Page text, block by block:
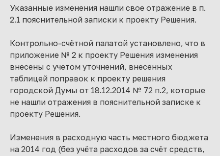
Указанные изменения нашли свое отражение в п.
2.1 пояснительной записки к проекту Решения.
Контрольно-счётной палатой установлено, что в
приложение № 2 к проекту Решения изменения
внесены с учетом уточнений, внесенных
таблицей поправок к проекту решения
городской Думы от 18.12.2014 № 72 п.2, которые
не нашли отражения в пояснительной записке к
проекту Решения.
Изменения в расходную часть местного бюджета
на 2014 год (без учёта расходов за счёт средств,